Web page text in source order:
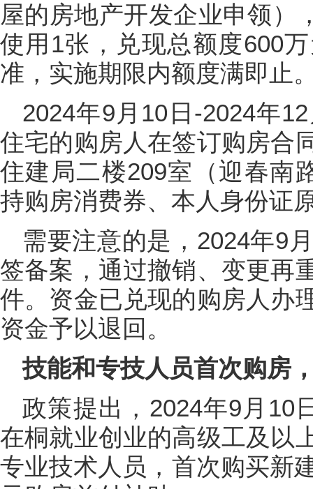
屋的房地产开发企业申领）
使用1张，兑现总额度600
准，实施期限内额度满即止
2024年9月10日-2024年
住宅的购房人在签订购房合
住建局二楼209室（迎春南
持购房消费券、本人身份证
需要注意的是，2024年9
签备案，通过撤销、变更再
件。资金已兑现的购房人办
资金予以退回。
技能和专技人员首次购房
政策提出，2024年9月10
在桐就业创业的高级工及以
专业技术人员，首次购买新